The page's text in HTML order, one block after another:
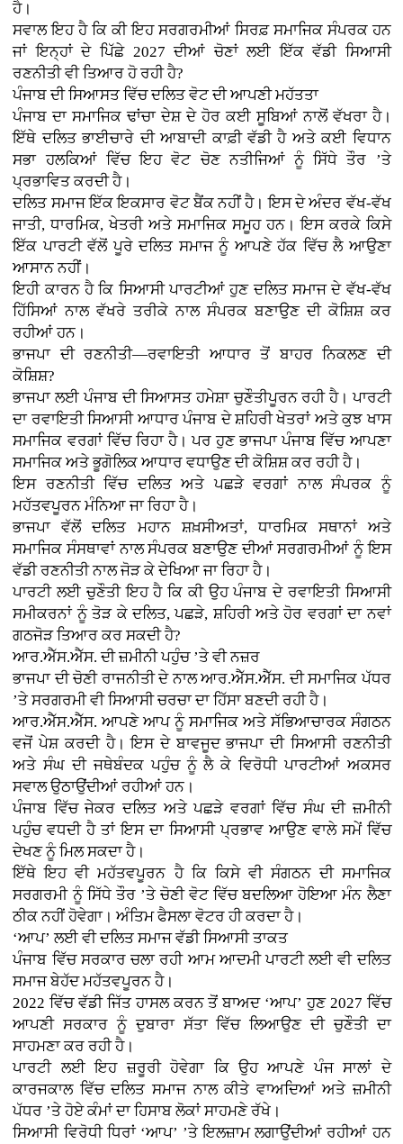
ਹੈ।
ਸਵਾਲ ਇਹ ਹੈ ਕਿ ਕੀ ਇਹ ਸਰਗਰਮੀਆਂ ਸਿਰਫ਼ ਸਮਾਜਿਕ ਸੰਪਰਕ ਹਨ
ਜਾਂ ਇਨ੍ਹਾਂ ਦੇ ਪਿੱਛੇ 2027 ਦੀਆਂ ਚੋਣਾਂ ਲਈ ਇੱਕ ਵੱਡੀ ਸਿਆਸੀ
ਰਣਨੀਤੀ ਵੀ ਤਿਆਰ ਹੋ ਰਹੀ ਹੈ?
ਪੰਜਾਬ ਦੀ ਸਿਆਸਤ ਵਿੱਚ ਦਲਿਤ ਵੋਟ ਦੀ ਆਪਣੀ ਮਹੱਤਤਾ
ਪੰਜਾਬ ਦਾ ਸਮਾਜਿਕ ਢਾਂਚਾ ਦੇਸ਼ ਦੇ ਹੋਰ ਕਈ ਸੂਬਿਆਂ ਨਾਲੋਂ ਵੱਖਰਾ ਹੈ।
ਇੱਥੇ ਦਲਿਤ ਭਾਈਚਾਰੇ ਦੀ ਆਬਾਦੀ ਕਾਫ਼ੀ ਵੱਡੀ ਹੈ ਅਤੇ ਕਈ ਵਿਧਾਨ
ਸਭਾ ਹਲਕਿਆਂ ਵਿੱਚ ਇਹ ਵੋਟ ਚੋਣ ਨਤੀਜਿਆਂ ਨੂੰ ਸਿੱਧੇ ਤੌਰ ’ਤੇ
ਪ੍ਰਭਾਵਿਤ ਕਰਦੀ ਹੈ।
ਦਲਿਤ ਸਮਾਜ ਇੱਕ ਇਕਸਾਰ ਵੋਟ ਬੈਂਕ ਨਹੀਂ ਹੈ। ਇਸ ਦੇ ਅੰਦਰ ਵੱਖ-ਵੱਖ
ਜਾਤੀ, ਧਾਰਮਿਕ, ਖੇਤਰੀ ਅਤੇ ਸਮਾਜਿਕ ਸਮੂਹ ਹਨ। ਇਸ ਕਰਕੇ ਕਿਸੇ
ਇੱਕ ਪਾਰਟੀ ਵੱਲੋਂ ਪੂਰੇ ਦਲਿਤ ਸਮਾਜ ਨੂੰ ਆਪਣੇ ਹੱਕ ਵਿੱਚ ਲੈ ਆਉਣਾ
ਆਸਾਨ ਨਹੀਂ।
ਇਹੀ ਕਾਰਨ ਹੈ ਕਿ ਸਿਆਸੀ ਪਾਰਟੀਆਂ ਹੁਣ ਦਲਿਤ ਸਮਾਜ ਦੇ ਵੱਖ-ਵੱਖ
ਹਿੱਸਿਆਂ ਨਾਲ ਵੱਖਰੇ ਤਰੀਕੇ ਨਾਲ ਸੰਪਰਕ ਬਣਾਉਣ ਦੀ ਕੋਸ਼ਿਸ਼ ਕਰ
ਰਹੀਆਂ ਹਨ।
ਭਾਜਪਾ ਦੀ ਰਣਨੀਤੀ—ਰਵਾਇਤੀ ਆਧਾਰ ਤੋਂ ਬਾਹਰ ਨਿਕਲਣ ਦੀ
ਕੋਸ਼ਿਸ਼?
ਭਾਜਪਾ ਲਈ ਪੰਜਾਬ ਦੀ ਸਿਆਸਤ ਹਮੇਸ਼ਾ ਚੁਣੌਤੀਪੂਰਨ ਰਹੀ ਹੈ। ਪਾਰਟੀ
ਦਾ ਰਵਾਇਤੀ ਸਿਆਸੀ ਆਧਾਰ ਪੰਜਾਬ ਦੇ ਸ਼ਹਿਰੀ ਖੇਤਰਾਂ ਅਤੇ ਕੁਝ ਖਾਸ
ਸਮਾਜਿਕ ਵਰਗਾਂ ਵਿੱਚ ਰਿਹਾ ਹੈ। ਪਰ ਹੁਣ ਭਾਜਪਾ ਪੰਜਾਬ ਵਿੱਚ ਆਪਣਾ
ਸਮਾਜਿਕ ਅਤੇ ਭੂਗੋਲਿਕ ਆਧਾਰ ਵਧਾਉਣ ਦੀ ਕੋਸ਼ਿਸ਼ ਕਰ ਰਹੀ ਹੈ।
ਇਸ ਰਣਨੀਤੀ ਵਿੱਚ ਦਲਿਤ ਅਤੇ ਪਛੜੇ ਵਰਗਾਂ ਨਾਲ ਸੰਪਰਕ ਨੂੰ
ਮਹੱਤਵਪੂਰਨ ਮੰਨਿਆ ਜਾ ਰਿਹਾ ਹੈ।
ਭਾਜਪਾ ਵੱਲੋਂ ਦਲਿਤ ਮਹਾਨ ਸ਼ਖ਼ਸੀਅਤਾਂ, ਧਾਰਮਿਕ ਸਥਾਨਾਂ ਅਤੇ
ਸਮਾਜਿਕ ਸੰਸਥਾਵਾਂ ਨਾਲ ਸੰਪਰਕ ਬਣਾਉਣ ਦੀਆਂ ਸਰਗਰਮੀਆਂ ਨੂੰ ਇਸ
ਵੱਡੀ ਰਣਨੀਤੀ ਨਾਲ ਜੋੜ ਕੇ ਦੇਖਿਆ ਜਾ ਰਿਹਾ ਹੈ।
ਪਾਰਟੀ ਲਈ ਚੁਣੌਤੀ ਇਹ ਹੈ ਕਿ ਕੀ ਉਹ ਪੰਜਾਬ ਦੇ ਰਵਾਇਤੀ ਸਿਆਸੀ
ਸਮੀਕਰਨਾਂ ਨੂੰ ਤੋੜ ਕੇ ਦਲਿਤ, ਪਛੜੇ, ਸ਼ਹਿਰੀ ਅਤੇ ਹੋਰ ਵਰਗਾਂ ਦਾ ਨਵਾਂ
ਗਠਜੋੜ ਤਿਆਰ ਕਰ ਸਕਦੀ ਹੈ?
ਆਰ.ਐੱਸ.ਐੱਸ. ਦੀ ਜ਼ਮੀਨੀ ਪਹੁੰਚ ’ਤੇ ਵੀ ਨਜ਼ਰ
ਭਾਜਪਾ ਦੀ ਚੋਣੀ ਰਾਜਨੀਤੀ ਦੇ ਨਾਲ ਆਰ.ਐੱਸ.ਐੱਸ. ਦੀ ਸਮਾਜਿਕ ਪੱਧਰ
’ਤੇ ਸਰਗਰਮੀ ਵੀ ਸਿਆਸੀ ਚਰਚਾ ਦਾ ਹਿੱਸਾ ਬਣਦੀ ਰਹੀ ਹੈ।
ਆਰ.ਐੱਸ.ਐੱਸ. ਆਪਣੇ ਆਪ ਨੂੰ ਸਮਾਜਿਕ ਅਤੇ ਸੱਭਿਆਚਾਰਕ ਸੰਗਠਨ
ਵਜੋਂ ਪੇਸ਼ ਕਰਦੀ ਹੈ। ਇਸ ਦੇ ਬਾਵਜੂਦ ਭਾਜਪਾ ਦੀ ਸਿਆਸੀ ਰਣਨੀਤੀ
ਅਤੇ ਸੰਘ ਦੀ ਜਥੇਬੰਦਕ ਪਹੁੰਚ ਨੂੰ ਲੈ ਕੇ ਵਿਰੋਧੀ ਪਾਰਟੀਆਂ ਅਕਸਰ
ਸਵਾਲ ਉਠਾਉਂਦੀਆਂ ਰਹੀਆਂ ਹਨ।
ਪੰਜਾਬ ਵਿੱਚ ਜੇਕਰ ਦਲਿਤ ਅਤੇ ਪਛੜੇ ਵਰਗਾਂ ਵਿੱਚ ਸੰਘ ਦੀ ਜ਼ਮੀਨੀ
ਪਹੁੰਚ ਵਧਦੀ ਹੈ ਤਾਂ ਇਸ ਦਾ ਸਿਆਸੀ ਪ੍ਰਭਾਵ ਆਉਣ ਵਾਲੇ ਸਮੇਂ ਵਿੱਚ
ਦੇਖਣ ਨੂੰ ਮਿਲ ਸਕਦਾ ਹੈ।
ਇੱਥੇ ਇਹ ਵੀ ਮਹੱਤਵਪੂਰਨ ਹੈ ਕਿ ਕਿਸੇ ਵੀ ਸੰਗਠਨ ਦੀ ਸਮਾਜਿਕ
ਸਰਗਰਮੀ ਨੂੰ ਸਿੱਧੇ ਤੌਰ ’ਤੇ ਚੋਣੀ ਵੋਟ ਵਿੱਚ ਬਦਲਿਆ ਹੋਇਆ ਮੰਨ ਲੈਣਾ
ਠੀਕ ਨਹੀਂ ਹੋਵੇਗਾ। ਅੰਤਿਮ ਫੈਸਲਾ ਵੋਟਰ ਹੀ ਕਰਦਾ ਹੈ।
‘ਆਪ’ ਲਈ ਵੀ ਦਲਿਤ ਸਮਾਜ ਵੱਡੀ ਸਿਆਸੀ ਤਾਕਤ
ਪੰਜਾਬ ਵਿੱਚ ਸਰਕਾਰ ਚਲਾ ਰਹੀ ਆਮ ਆਦਮੀ ਪਾਰਟੀ ਲਈ ਵੀ ਦਲਿਤ
ਸਮਾਜ ਬੇਹੱਦ ਮਹੱਤਵਪੂਰਨ ਹੈ।
2022 ਵਿੱਚ ਵੱਡੀ ਜਿੱਤ ਹਾਸਲ ਕਰਨ ਤੋਂ ਬਾਅਦ ‘ਆਪ’ ਹੁਣ 2027 ਵਿੱਚ
ਆਪਣੀ ਸਰਕਾਰ ਨੂੰ ਦੁਬਾਰਾ ਸੱਤਾ ਵਿੱਚ ਲਿਆਉਣ ਦੀ ਚੁਣੌਤੀ ਦਾ
ਸਾਹਮਣਾ ਕਰ ਰਹੀ ਹੈ।
ਪਾਰਟੀ ਲਈ ਇਹ ਜ਼ਰੂਰੀ ਹੋਵੇਗਾ ਕਿ ਉਹ ਆਪਣੇ ਪੰਜ ਸਾਲਾਂ ਦੇ
ਕਾਰਜਕਾਲ ਵਿੱਚ ਦਲਿਤ ਸਮਾਜ ਨਾਲ ਕੀਤੇ ਵਾਅਦਿਆਂ ਅਤੇ ਜ਼ਮੀਨੀ
ਪੱਧਰ ’ਤੇ ਹੋਏ ਕੰਮਾਂ ਦਾ ਹਿਸਾਬ ਲੋਕਾਂ ਸਾਹਮਣੇ ਰੱਖੇ।
ਸਿਆਸੀ ਵਿਰੋਧੀ ਧਿਰਾਂ ‘ਆਪ’ ’ਤੇ ਇਲਜ਼ਾਮ ਲਗਾਉਂਦੀਆਂ ਰਹੀਆਂ ਹਨ